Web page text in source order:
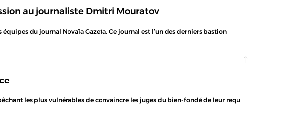
au journaliste Dmitri Mouratov
du journal Novaïa Gazeta. Ce journal est l’un des derniers bastion
les plus vulnérables de convaincre les juges du bien-fondé de leur requ